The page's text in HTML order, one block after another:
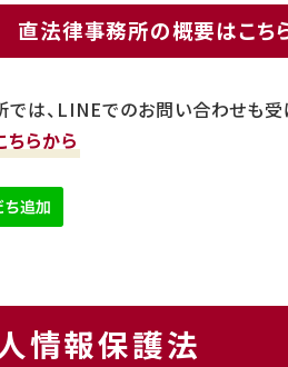
直法律事務所の概要はこち
は、LINEでのお問い合わせも受
ちらから
情報保護法